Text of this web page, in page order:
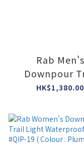
Rab Men's
Downpour
Light
Colour : Dark
Melba/Light
香港限定
HK$1,380.00